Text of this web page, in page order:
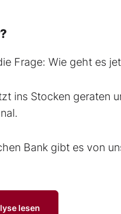
Frage: Wie geht es
ins Stocken geraten
Bank gibt es von
lesen